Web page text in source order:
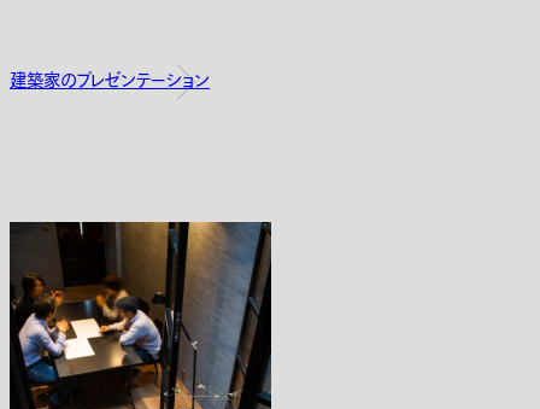
建築家のプレゼンテーション